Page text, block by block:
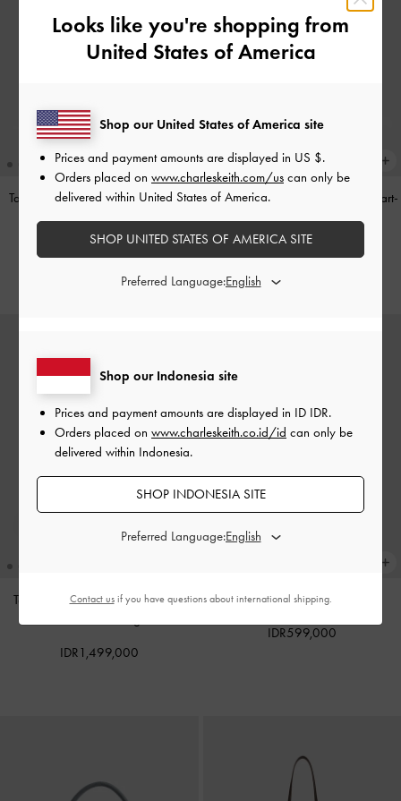
Tas Bahu Panelled Bow Heart-Print
Hazel-Taupe
Tas Top Handle Panelled Bow Heart-
Print Hazel-Taupe
Tas Tote Oval-Handle Bow Dalia
IDR1,499,000
Charm Pinecone-
IDR599,000
Looks like you're shopping from
United States of America
Shop our Indonesia site
Prices and payment amounts are displayed in ID IDR.
Orders placed on www.charleskeith.co.id/id can only be
delivered within Indonesia.
SHOP INDONESIA SITE
Preferred Language:
Shop our United States of America site
Prices and payment amounts are displayed in US $.
Orders placed on www.charleskeith.com/us can only be
delivered within United States of America.
SHOP UNITED STATES OF AMERICA SITE
Preferred Language:
Contact usif you have questions about international shipping.